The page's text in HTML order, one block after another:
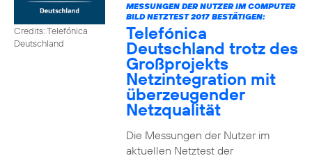
Credits: Telefónica
Deutschland
MESSUNGEN DER NUTZER IM COMPUTER
BILD NETZTEST 2017 BESTÄTIGEN:
Telefónica
Deutschland trotz des
Großprojekts
Netzintegration mit
überzeugender
Netzqualität
Die Messungen der Nutzer im
aktuellen Netztest der